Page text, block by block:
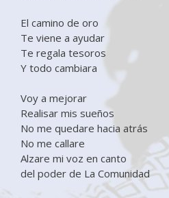
El camino de oro
Te viene a ayudar
Te regala tesoros
Y todo cambiara
Voy a mejorar
Realisar mis sueños
No me quedare hacia atrás
No me callare
Alzare mi voz en canto
del poder de La Comunidad